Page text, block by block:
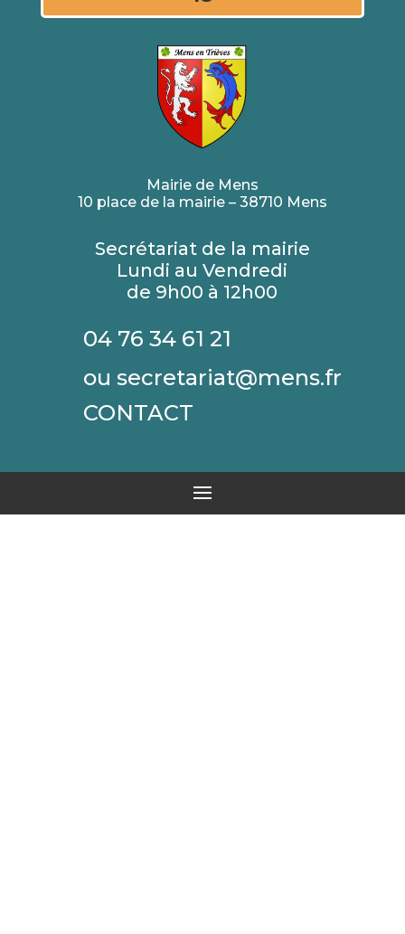
Mairie de Mens
10 place de la mairie – 38710 Mens
Secrétariat de la mairie
Lundi au Vendredi
de 9h00 à 12h00
04 76 34 61 21
ou secretariat@mens.fr
CONTACT